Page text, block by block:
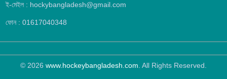
ই-মেইল : hockybangladesh@gmail.com
ফোন : 01617040348
© 2026 www.hockeybangladesh.com. All Rights Reserved.